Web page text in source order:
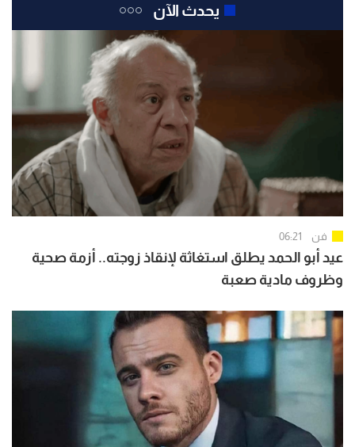
يحدث الآن
فن 06:21
عيد أبو الحمد يطلق استغاثة لإنقاذ زوجته.. أزمة صحية
وظروف مادية صعبة